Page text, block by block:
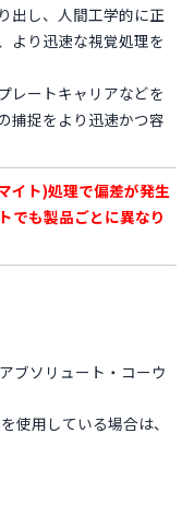
出し、人間工学的に正
より迅速な視覚処理を
レートキャリアなどを
捕捉をより迅速かつ容
ト)処理で偏差が発生
でも製品ごとに異なり
ブソリュート・コーウ
使用している場合は、